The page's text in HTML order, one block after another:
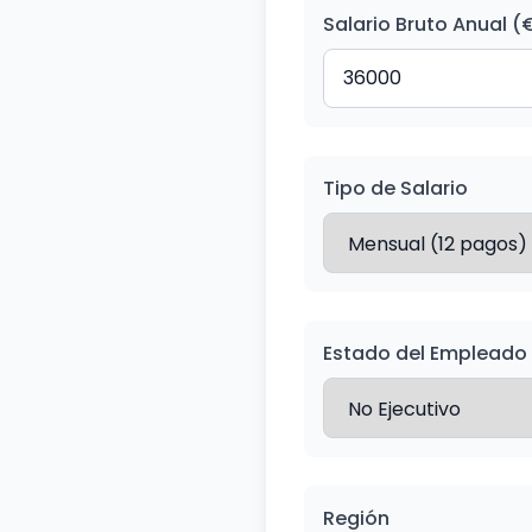
Salario Bruto Anual
Tipo de Salario
Estado del Empleado
Región